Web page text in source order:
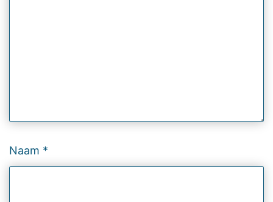
Naam *